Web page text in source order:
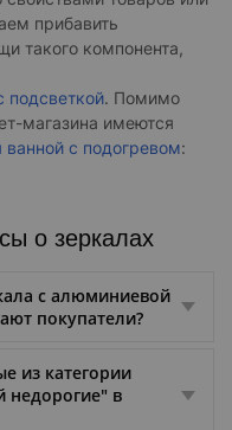
прибавить
такого компонента,
подсветкой. Помимо
магазина имеются
ванной с подогревом:
о зеркалах
с алюминиевой
покупатели?
из категории
недорогие" в